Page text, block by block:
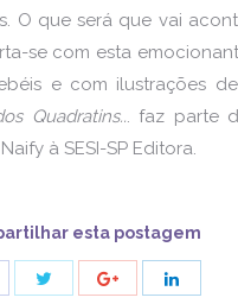
O que será que vai
se com esta
e com ilustrações
Quadratins... faz parte
à SESI-SP Editora.
esta postagem
Share Share